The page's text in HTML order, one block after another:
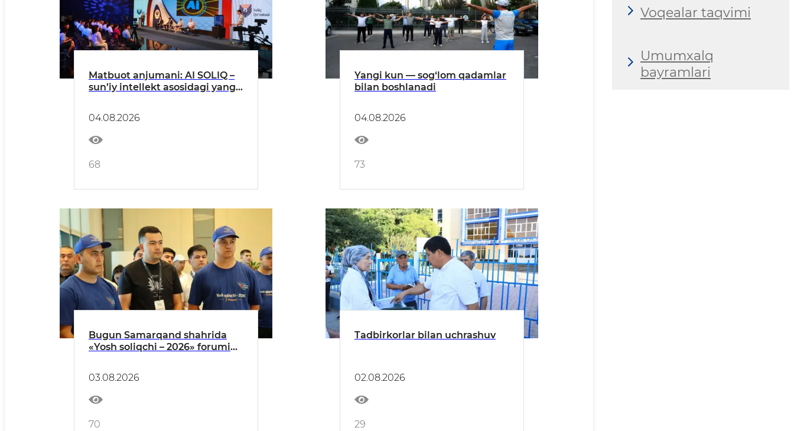
Matbuot anjumani: AI SOLIQ –
sun’iy intellekt asosidagi yangi
04.08.2026
68
Yangi kun — sog‘lom qadamlar
bilan boshlanadi
04.08.2026
73
Bugun Samarqand shahrida
«Yosh soliqchi – 2026» forumi
03.08.2026
70
Tadbirkorlar bilan uchrashuv
02.08.2026
29
Voqealar taqvimi
Umumxalq
bayramlari